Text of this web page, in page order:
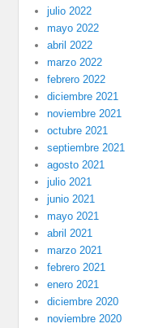
julio 2022
mayo 2022
abril 2022
marzo 2022
febrero 2022
diciembre 2021
noviembre 2021
octubre 2021
septiembre 2021
agosto 2021
julio 2021
junio 2021
mayo 2021
abril 2021
marzo 2021
febrero 2021
enero 2021
diciembre 2020
noviembre 2020